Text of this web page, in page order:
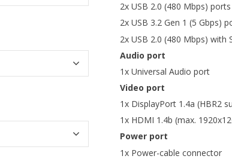
2x USB 2.0 (480 Mbps)
2x USB 3.2 Gen 1 (5 Gbps)
2x USB 2.0 (480 Mbps)
Audio port
1x Universal Audio port
Video port
1x DisplayPort 1.4a (HBR2
1x HDMI 1.4b (max.
Power port
1x Power-cable connector